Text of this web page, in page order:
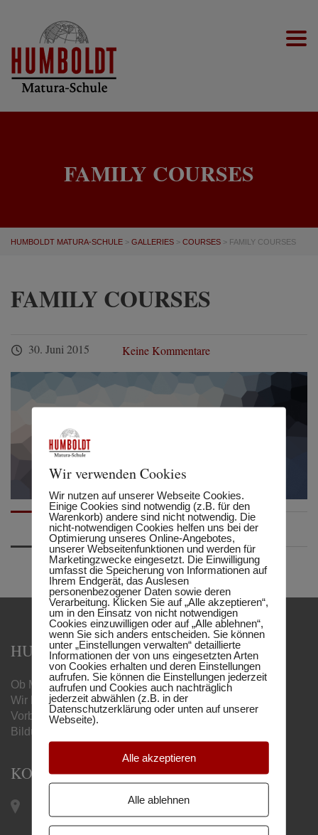
FAMILY COURSES
HUMBOLDT MATURA-SCHULE > GALLERIES > COURSES > FAMILY COURSES
FAMILY COURSES
30. Juni 2015 Keine Kommentare
HUMBOLDT MATURA-SCHULE
Ob Matura, Handelsschule oder Berufsreifeprüfung –
Wir begleiten Sie mit unseren online
Vorbereitungslehrgängen zum gewünschten
Bildungsabschluss.
KONTAKT
Keplerplatz 12 / Top 19 |
1100 Wien
Wir verwenden Cookies
Wir nutzen auf unserer Webseite Cookies.
Einige Cookies sind notwendig (z.B. für den
Warenkorb) andere sind nicht notwendig. Die
nicht-notwendigen Cookies helfen uns bei der
Optimierung unseres Online-Angebotes,
unserer Webseitenfunktionen und werden für
Marketingzwecke eingesetzt. Die Einwilligung
umfasst die Speicherung von Informationen auf
Ihrem Endgerät, das Auslesen
personenbezogener Daten sowie deren
Verarbeitung. Klicken Sie auf „Alle akzeptieren“,
um in den Einsatz von nicht notwendigen
Cookies einzuwilligen oder auf „Alle ablehnen“,
wenn Sie sich anders entscheiden. Sie können
unter „Einstellungen verwalten“ detaillierte
Informationen der von uns eingesetzten Arten
von Cookies erhalten und deren Einstellungen
aufrufen. Sie können die Einstellungen jederzeit
aufrufen und Cookies auch nachträglich
jederzeit abwählen (z.B. in der
Datenschutzerklärung oder unten auf unserer
Webseite).
Alle akzeptieren
Alle ablehnen